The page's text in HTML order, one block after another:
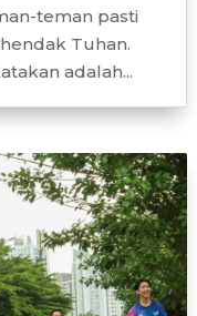
teman pasti
Tuhan.
adalah...